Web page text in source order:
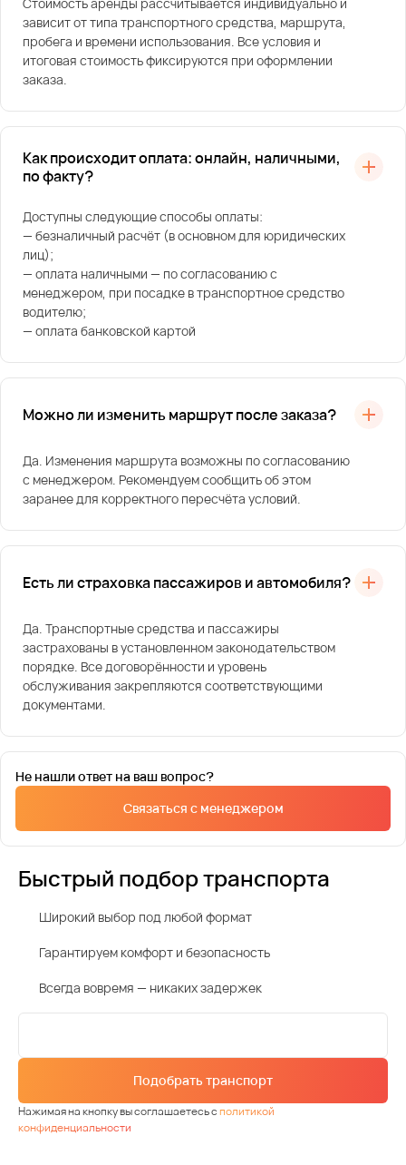
зависит от типа транспортного средства, маршрута,
пробега и времени использования. Все условия и
итоговая стоимость фиксируются при оформлении
заказа.
Как происходит оплата: онлайн, наличными,
по факту?
Доступны следующие способы оплаты:
— безналичный расчёт (в основном для юридических
лиц);
— оплата наличными — по согласованию с
менеджером, при посадке в транспортное средство
водителю;
— оплата банковской картой
Можно ли изменить маршрут после заказа?
Да. Изменения маршрута возможны по согласованию
с менеджером. Рекомендуем сообщить об этом
заранее для корректного пересчёта условий.
Есть ли страховка пассажиров и автомобиля?
Да. Транспортные средства и пассажиры
застрахованы в установленном законодательством
порядке. Все договорённости и уровень
обслуживания закрепляются соответствующими
документами.
Не нашли ответ на ваш вопрос?
Связаться с менеджером
Быстрый подбор транспорта
Широкий выбор под любой формат
Гарантируем комфорт и безопасность
Всегда вовремя — никаких задержек
Подобрать транспорт
Нажимая на кнопку вы соглашаетесь сполитикой
конфиденциальности